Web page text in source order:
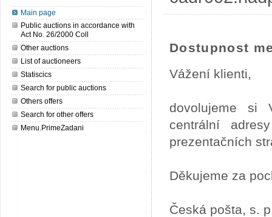
Main page
Public auctions in accordance with
Act No. 26/2000 Coll
Other auctions
List of auctioneers
Statiscics
Search for public auctions
Others offers
Search for other offers
Menu.PrimeZadani
Dostupnost
Vážení klienti,
dovolujeme si
centrální
prezentačních
Děkujeme za
Česká pošta, s.